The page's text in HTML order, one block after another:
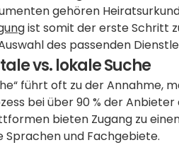
gehören
ist somit der erste Schritt
des passenden
vs. lokale Suche
führt oft zu der Annahme,
bei über 90 % der Anbieter
bieten Zugang zu
und Fachgebiete.